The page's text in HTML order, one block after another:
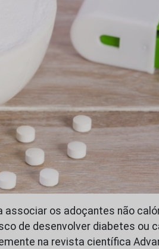
associar os adoçantes não
de desenvolver diabetes ou
na revista científica